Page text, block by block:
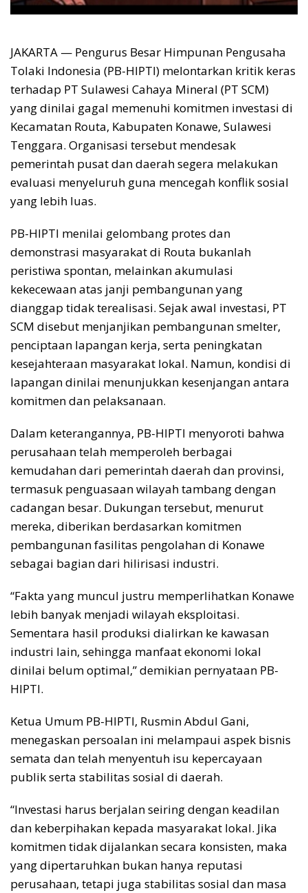
JAKARTA — Pengurus Besar Himpunan Pengusaha
Tolaki Indonesia (PB-HIPTI) melontarkan kritik keras
terhadap PT Sulawesi Cahaya Mineral (PT SCM)
yang dinilai gagal memenuhi komitmen investasi di
Kecamatan Routa, Kabupaten Konawe, Sulawesi
Tenggara. Organisasi tersebut mendesak
pemerintah pusat dan daerah segera melakukan
evaluasi menyeluruh guna mencegah konflik sosial
yang lebih luas.
PB-HIPTI menilai gelombang protes dan
demonstrasi masyarakat di Routa bukanlah
peristiwa spontan, melainkan akumulasi
kekecewaan atas janji pembangunan yang
dianggap tidak terealisasi. Sejak awal investasi, PT
SCM disebut menjanjikan pembangunan smelter,
penciptaan lapangan kerja, serta peningkatan
kesejahteraan masyarakat lokal. Namun, kondisi di
lapangan dinilai menunjukkan kesenjangan antara
komitmen dan pelaksanaan.
Dalam keterangannya, PB-HIPTI menyoroti bahwa
perusahaan telah memperoleh berbagai
kemudahan dari pemerintah daerah dan provinsi,
termasuk penguasaan wilayah tambang dengan
cadangan besar. Dukungan tersebut, menurut
mereka, diberikan berdasarkan komitmen
pembangunan fasilitas pengolahan di Konawe
sebagai bagian dari hilirisasi industri.
“Fakta yang muncul justru memperlihatkan Konawe
lebih banyak menjadi wilayah eksploitasi.
Sementara hasil produksi dialirkan ke kawasan
industri lain, sehingga manfaat ekonomi lokal
dinilai belum optimal,” demikian pernyataan PB-
HIPTI.
Ketua Umum PB-HIPTI, Rusmin Abdul Gani,
menegaskan persoalan ini melampaui aspek bisnis
semata dan telah menyentuh isu kepercayaan
publik serta stabilitas sosial di daerah.
“Investasi harus berjalan seiring dengan keadilan
dan keberpihakan kepada masyarakat lokal. Jika
komitmen tidak dijalankan secara konsisten, maka
yang dipertaruhkan bukan hanya reputasi
perusahaan, tetapi juga stabilitas sosial dan masa